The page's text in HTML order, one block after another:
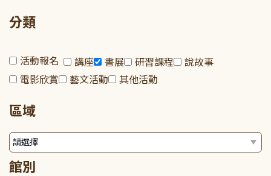
分類
活動報名 講座 書展 研習課程
說故事
電影欣賞
藝文活動 其他活動
區域
館別